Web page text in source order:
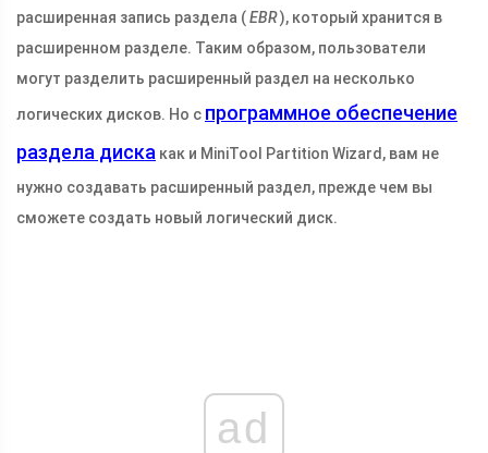
расширенная запись раздела (EBR), который хранится в
расширенном разделе. Таким образом, пользователи
могут разделить расширенный раздел на несколько
логических дисков. Но с программное обеспечение
раздела диска как и MiniTool Partition Wizard, вам не
нужно создавать расширенный раздел, прежде чем вы
сможете создать новый логический диск.
ad